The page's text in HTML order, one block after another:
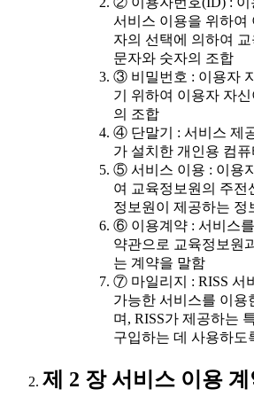
서비스 이용을 위하여
자의 선택에 의하여
문자와 숫자의 조합
③ 비밀번호 : 이용자
기 위하여 이용자 자
의 조합
④ 단말기 : 서비스 제
가 설치한 개인용 컴퓨
⑤ 서비스 이용 : 이용
여 교육정보원의 주전
정보원이 제공하는 정
⑥ 이용계약 : 서비스
약관으로 교육정보원
는 계약을 말함
⑦ 마일리지 : RISS 서
가능한 서비스를 이용
며, RISS가 제공하는
구입하는 데 사용하도
제 2 장 서비스 이용